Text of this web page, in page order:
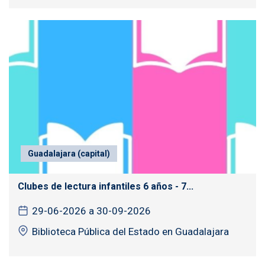
Guadalajara (capital)
Clubes de lectura infantiles 6 años - 7...
29-06-2026 a 30-09-2026
Biblioteca Pública del Estado en Guadalajara